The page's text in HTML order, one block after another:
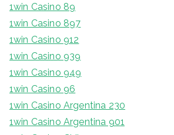
1win Casino 89
1win Casino 897
1win Casino 912
1win Casino 939
1win Casino 949
1win Casino 96
1win Casino Argentina 230
1win Casino Argentina 901